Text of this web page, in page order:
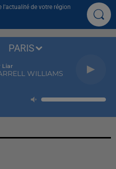
l'actualité de votre région
Liar
WILLIAMS
PARIS